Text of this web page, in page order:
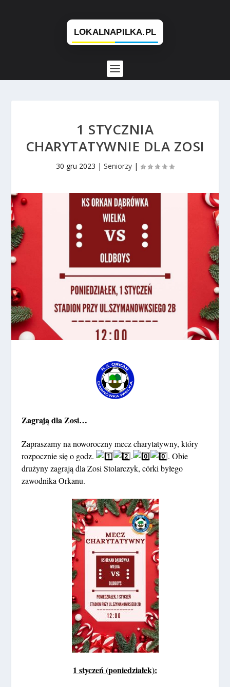
1 STYCZNIA
CHARYTATYWNIE DLA ZOSI
30 gru 2023 | Seniorzy |
Zagrają dla Zosi…
Zapraszamy na noworoczny mecz charytatywny, który
rozpocznie się o godz.
.
. Obie
drużyny zagrają dla Zosi Stolarczyk, córki byłego
zawodnika Orkanu.
1 styczeń (poniedziałek):